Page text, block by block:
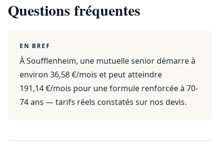
Questions fréquentes
EN BREF
À Soufflenheim, une mutuelle senior démarre à
environ 36,58 €/mois et peut atteindre
191,14 €/mois pour une formule renforcée à 70-
74 ans — tarifs réels constatés sur nos devis.